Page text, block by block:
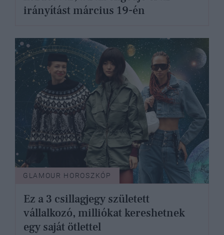
irányítást március 19-én
GLAMOUR HOROSZKÓP
Ez a 3 csillagjegy született
vállalkozó, milliókat kereshetnek
egy saját ötlettel